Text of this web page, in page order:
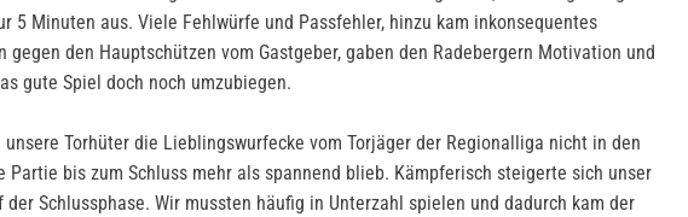
5 Minuten aus. Viele Fehlwürfe und Passfehler, hinzu kam inkonsequentes
gegen den Hauptschützen vom Gastgeber, gaben den Radebergern Motivation und
gute Spiel doch noch umzubiegen.
unsere Torhüter die Lieblingswurfecke vom Torjäger der Regionalliga nicht in den
Partie bis zum Schluss mehr als spannend blieb. Kämpferisch steigerte sich unser
der Schlussphase. Wir mussten häufig in Unterzahl spielen und dadurch kam der